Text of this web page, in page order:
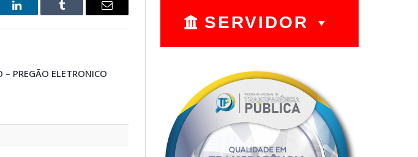
LinkedIn Tumblr
E-
– PREGÃO ELETRONICO
SERVIDOR